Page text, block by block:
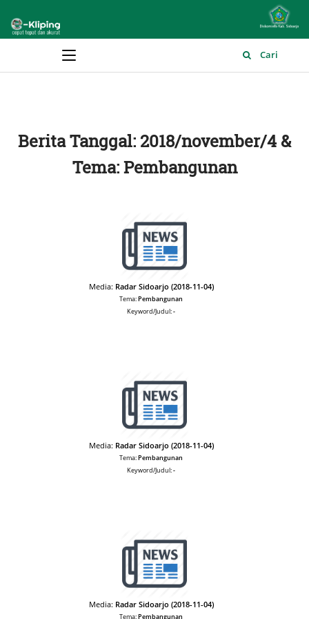
Main Menu Cari
Berita Tanggal: 2018/november/4 &
Tema: Pembangunan
Media: Radar Sidoarjo (2018-11-04)
Tema:Pembangunan
Keyword/Judul:-
Media: Radar Sidoarjo (2018-11-04)
Tema:Pembangunan
Keyword/Judul:-
Media: Radar Sidoarjo (2018-11-04)
Tema:Pembangunan